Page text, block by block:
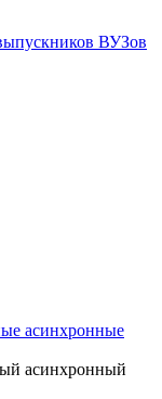
ВУЗов
асинхронные
асинхронный